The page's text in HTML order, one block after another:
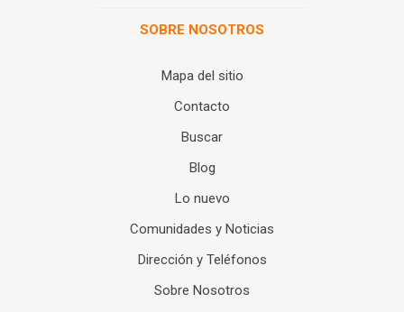
SOBRE NOSOTROS
Mapa del sitio
Contacto
Buscar
Blog
Lo nuevo
Comunidades y Noticias
Dirección y Teléfonos
Sobre Nosotros